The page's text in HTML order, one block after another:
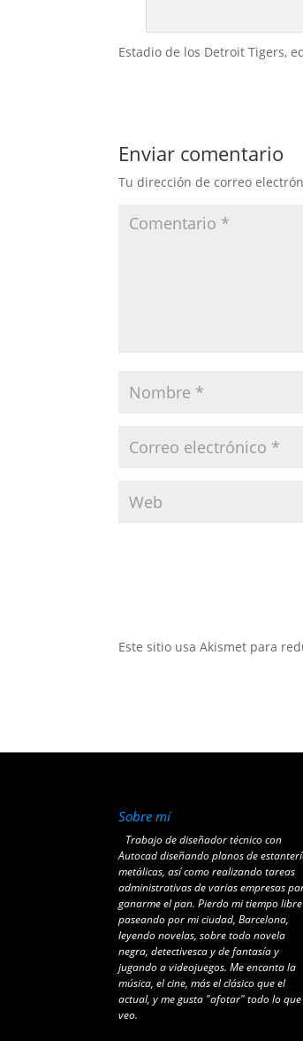
Estadio de los Detroit Tigers,
Enviar comentario
Tu dirección de correo
Este sitio usa Akismet para
Sobre mí
Trabajo de diseñador técnico con
Autocad diseñando planos de
metálicas, así como realizando tareas
administrativas de varias empresas
ganarme el pan. Pierdo mi tiempo libre
paseando por mi ciudad, Barcelona,
leyendo novelas, sobre todo novela
negra, detectivesca y de fantasía y
jugando a videojuegos. Me encanta la
música, el cine, más el clásico que el
actual, y me gusta "afotar" todo lo que
veo.